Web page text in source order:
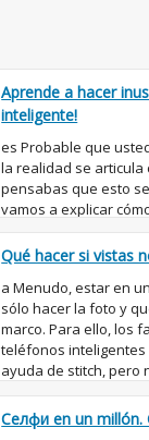
Aprende a hacer
inteligente!
es Probable que
la realidad se articula
pensabas que esto
vamos a explicar
teléfono in...
Qué hacer si vistas
a Menudo, estar en
sólo hacer la foto y
marco. Para ello, los
teléfonos
ayuda de stitch, pero
Селфи en un millón.